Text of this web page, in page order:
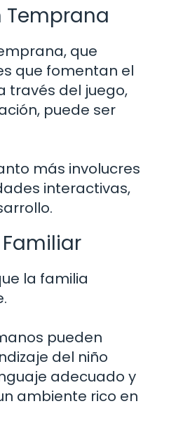
Temprana
que
que fomentan el
través del juego,
puede ser
más involucres
interactivas,
la familia
pueden
del niño
adecuado y
ambiente rico en